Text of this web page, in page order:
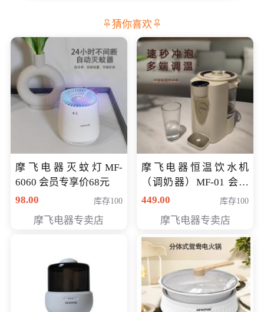
猜你喜欢
摩飞电器灭蚊灯MF-
6060 会员专享价68元
98.00
库存100
摩飞电器专卖店
摩飞电器恒温饮水机
（调奶器）MF-01 会员
专享价366元
449.00 库存100
摩飞电器专卖店